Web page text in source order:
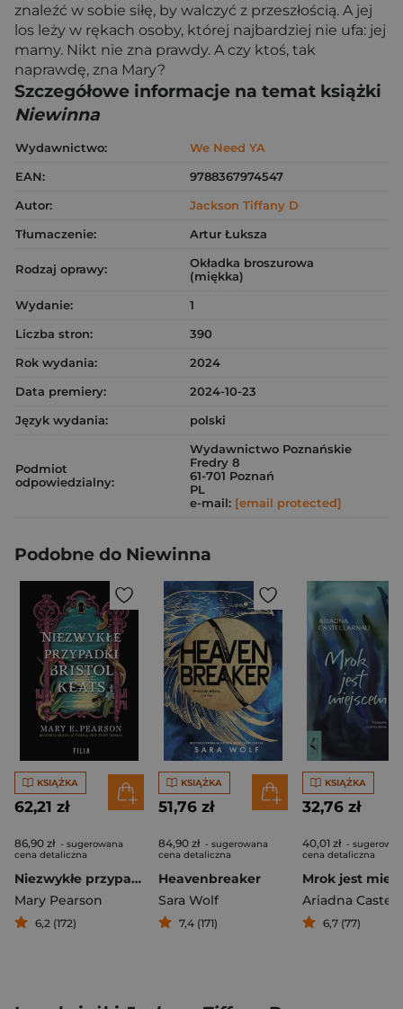
znaleźć w sobie siłę, by walczyć z przeszłością. A jej
los leży w rękach osoby, której najbardziej nie ufa: jej
mamy. Nikt nie zna prawdy. A czy ktoś, tak
naprawdę, zna Mary?
Szczegółowe informacje na temat książki
Niewinna
Wydawnictwo:
We Need YA
EAN:
9788367974547
Autor:
Jackson Tiffany D
Tłumaczenie:
Artur Łuksza
Rodzaj oprawy:
Okładka broszurowa
(miękka)
Wydanie:
1
Liczba stron:
390
Rok wydania:
2024
Data premiery:
2024-10-23
Język wydania:
polski
Podmiot
odpowiedzialny:
Wydawnictwo Poznańskie
Fredry 8
61-701 Poznań
PL
e-mail: [email protected]
Podobne do Niewinna
KSIĄŻKA
62,21 zł
86,90 zł - sugerowana
cena detaliczna
Niezwykłe przypadki Bristol Keats
Mary Pearson
6,2 (172)
KSIĄŻKA
51,76 zł
84,90 zł - sugerowana
cena detaliczna
Heavenbreaker
Sara Wolf
7,4 (171)
KSIĄŻKA
32,76 zł
40,01 zł -
cena detaliczna
Mrok jest
6,7 (77)